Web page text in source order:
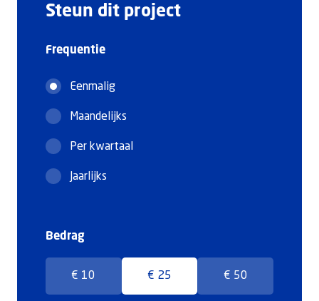
KennisbankSteun dit project
Frequentie
Eenmalig
Maandelijks
Per kwartaal
Jaarlijks
Bedrag
€ 10 € 25 € 50